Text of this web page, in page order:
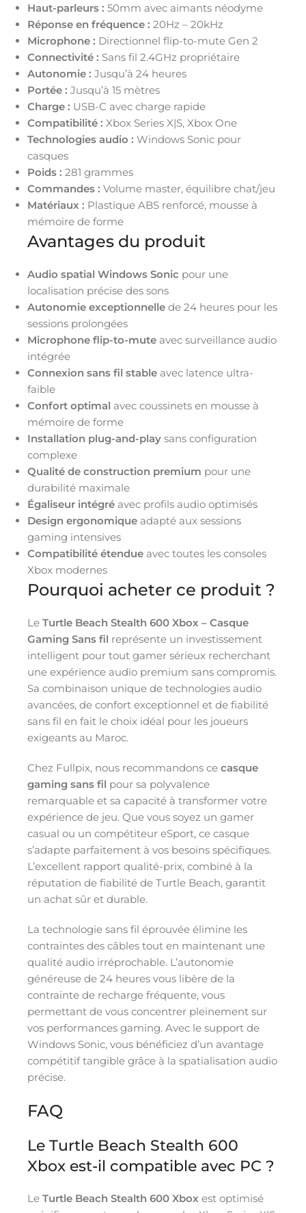
Haut-parleurs : 50mm avec aimants néodyme
Réponse en fréquence : 20Hz – 20kHz
Microphone : Directionnel flip-to-mute Gen 2
Connectivité : Sans fil 2.4GHz propriétaire
Autonomie : Jusqu’à 24 heures
Portée : Jusqu’à 15 mètres
Charge : USB-C avec charge rapide
Compatibilité : Xbox Series X|S, Xbox One
Technologies audio : Windows Sonic pour
casques
Poids : 281 grammes
Commandes : Volume master, équilibre chat/jeu
Matériaux : Plastique ABS renforcé, mousse à
mémoire de forme
Avantages du produit
Audio spatial Windows Sonic pour une
localisation précise des sons
Autonomie exceptionnelle de 24 heures pour les
sessions prolongées
Microphone flip-to-mute avec surveillance audio
intégrée
Connexion sans fil stable avec latence ultra-
faible
Confort optimal avec coussinets en mousse à
mémoire de forme
Installation plug-and-play sans configuration
complexe
Qualité de construction premium pour une
durabilité maximale
Égaliseur intégré avec profils audio optimisés
Design ergonomique adapté aux sessions
gaming intensives
Compatibilité étendue avec toutes les consoles
Xbox modernes
Pourquoi acheter ce produit ?
Le Turtle Beach Stealth 600 Xbox – Casque
Gaming Sans fil représente un investissement
intelligent pour tout gamer sérieux recherchant
une expérience audio premium sans compromis.
Sa combinaison unique de technologies audio
avancées, de confort exceptionnel et de fiabilité
sans fil en fait le choix idéal pour les joueurs
exigeants au Maroc.
Chez Fullpix, nous recommandons ce casque
gaming sans fil pour sa polyvalence
remarquable et sa capacité à transformer votre
expérience de jeu. Que vous soyez un gamer
casual ou un compétiteur eSport, ce casque
s’adapte parfaitement à vos besoins spécifiques.
L’excellent rapport qualité-prix, combiné à la
réputation de fiabilité de Turtle Beach, garantit
un achat sûr et durable.
La technologie sans fil éprouvée élimine les
contraintes des câbles tout en maintenant une
qualité audio irréprochable. L’autonomie
généreuse de 24 heures vous libère de la
contrainte de recharge fréquente, vous
permettant de vous concentrer pleinement sur
vos performances gaming. Avec le support de
Windows Sonic, vous bénéficiez d’un avantage
compétitif tangible grâce à la spatialisation audio
précise.
FAQ
Le Turtle Beach Stealth 600
Xbox est-il compatible avec PC ?
Le Turtle Beach Stealth 600 Xbox est optimisé